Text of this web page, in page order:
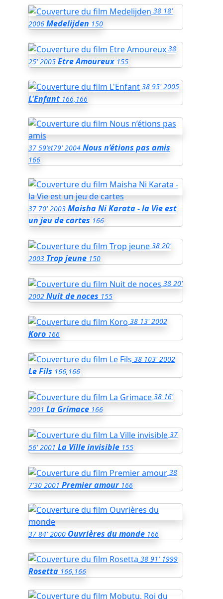
38 18'
2006 Medelijden 150
38
25' 2005 Etre Amoureux 155
38 95' 2005
L'Enfant 166,166
37 59'et79' 2004 Nous n’étions pas amis
166
37 70' 2003 Maisha Ni Karata - la Vie est
un jeu de cartes 166
38 20'
2003 Trop jeune 150
38 20'
2002 Nuit de noces 155
38 13' 2002
Koro 166
38 103' 2002
Le Fils 166,166
38 16'
2001 La Grimace 166
37
56' 2001 La Ville invisible 155
38
7'30 2001 Premier amour 166
37 84' 2000 Ouvrières du monde 166
38 91' 1999
Rosetta 166,166